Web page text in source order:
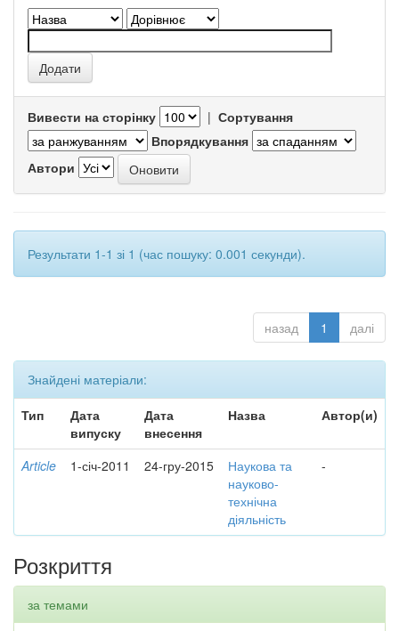
Вивести на сторінку | Сортування
Впорядкування
Автори
Результати 1-1 зі 1 (час пошуку: 0.001 секунди).
назад 1 далі
Знайдені матеріали:
Тип
Дата
випуску
Дата
внесення
Назва Автор(и)
Article 1-січ-2011 24-гру-2015
Наукова та
науково-
технічна
діяльність
-
Розкриття
за темами